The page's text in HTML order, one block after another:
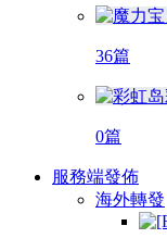
36篇
0篇
服務端發佈
海外轉發